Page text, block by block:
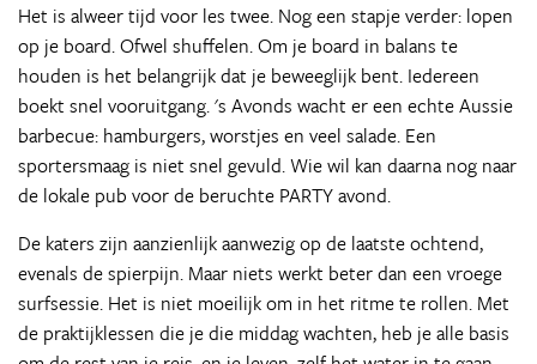
Het is alweer tijd voor les twee. Nog een stapje verder: lopen
op je board. Ofwel shuffelen. Om je board in balans te
houden is het belangrijk dat je beweeglijk bent. Iedereen
boekt snel vooruitgang. 's Avonds wacht er een echte Aussie
barbecue: hamburgers, worstjes en veel salade. Een
sportersmaag is niet snel gevuld. Wie wil kan daarna nog naar
de lokale pub voor de beruchte PARTY avond.
De katers zijn aanzienlijk aanwezig op de laatste ochtend,
evenals de spierpijn. Maar niets werkt beter dan een vroege
surfsessie. Het is niet moeilijk om in het ritme te rollen. Met
de praktijklessen die je die middag wachten, heb je alle basis